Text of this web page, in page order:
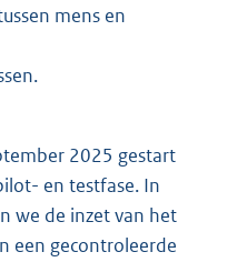
mens en
2025 gestart
en testfase. In
we de inzet van het
een gecontroleerde